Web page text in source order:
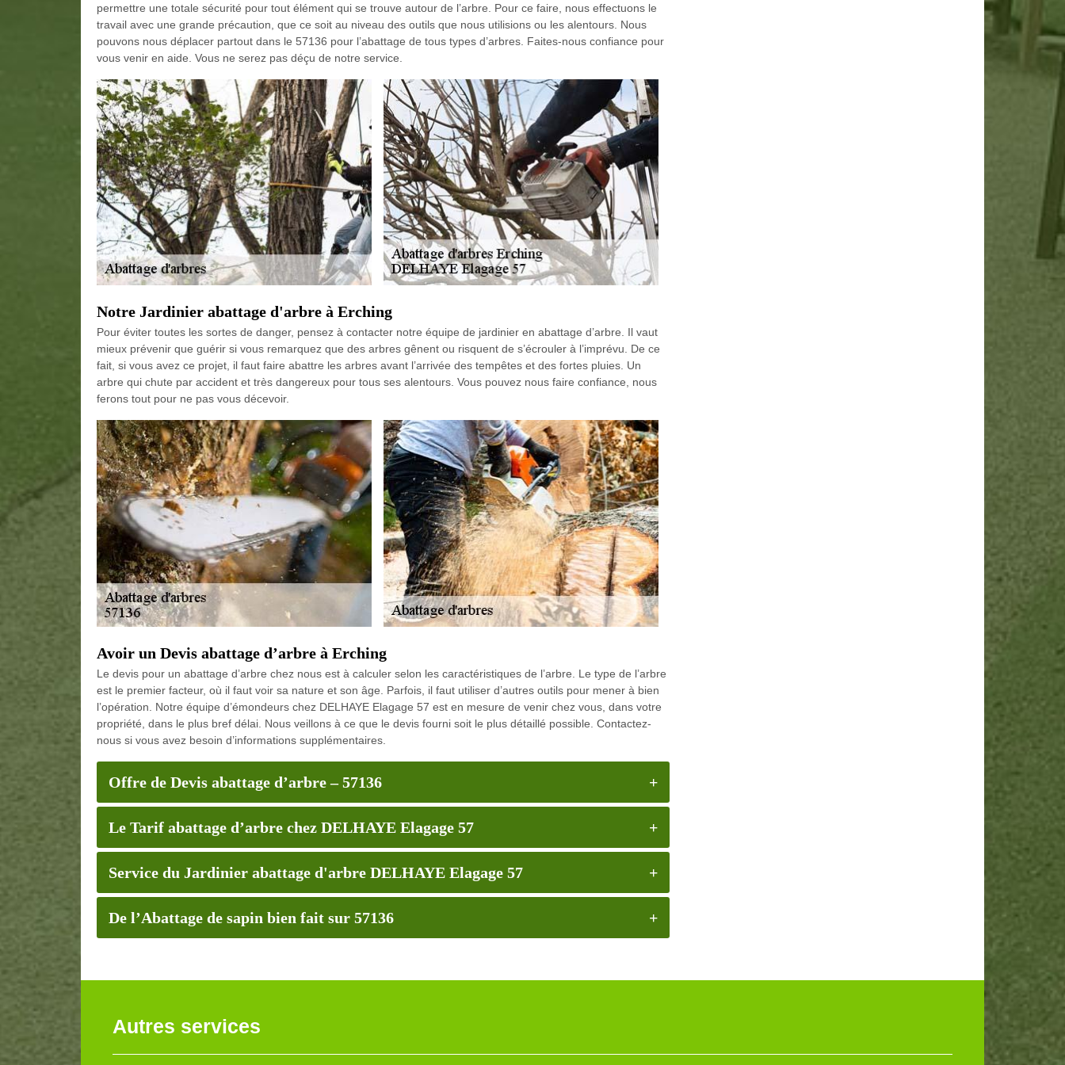
permettre une totale sécurité pour tout élément qui se trouve autour de l’arbre. Pour ce faire, nous effectuons le
travail avec une grande précaution, que ce soit au niveau des outils que nous utilisions ou les alentours. Nous
pouvons nous déplacer partout dans le 57136 pour l’abattage de tous types d’arbres. Faites-nous confiance pour
vous venir en aide. Vous ne serez pas déçu de notre service.
Notre Jardinier abattage d'arbre à Erching
Pour éviter toutes les sortes de danger, pensez à contacter notre équipe de jardinier en abattage d’arbre. Il vaut
mieux prévenir que guérir si vous remarquez que des arbres gênent ou risquent de s’écrouler à l’imprévu. De ce
fait, si vous avez ce projet, il faut faire abattre les arbres avant l’arrivée des tempêtes et des fortes pluies. Un
arbre qui chute par accident et très dangereux pour tous ses alentours. Vous pouvez nous faire confiance, nous
ferons tout pour ne pas vous décevoir.
Avoir un Devis abattage d’arbre à Erching
Le devis pour un abattage d’arbre chez nous est à calculer selon les caractéristiques de l’arbre. Le type de l’arbre
est le premier facteur, où il faut voir sa nature et son âge. Parfois, il faut utiliser d’autres outils pour mener à bien
l’opération. Notre équipe d’émondeurs chez DELHAYE Elagage 57 est en mesure de venir chez vous, dans votre
propriété, dans le plus bref délai. Nous veillons à ce que le devis fourni soit le plus détaillé possible. Contactez-
nous si vous avez besoin d’informations supplémentaires.
Offre de Devis abattage d’arbre – 57136
Le Tarif abattage d’arbre chez DELHAYE Elagage 57
Service du Jardinier abattage d'arbre DELHAYE Elagage 57
De l’Abattage de sapin bien fait sur 57136
Autres services